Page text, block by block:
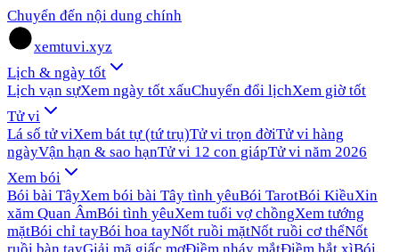
Chuyển đến nội dung chính
xemtuvi.xyz
Lịch & ngày tốt
Lịch vạn sựXem ngày tốt xấuChuyển đổi lịchXem giờ tốt
Tử vi
Lá số tử viXem bát tự (tứ trụ)Tử vi trọn đờiTử vi hàng
ngàyVận hạn & sao hạnTử vi 12 con giápTử vi năm 2026
Xem bói
Bói bài TâyXem bói bài Tây tình yêuBói TarotBói KiềuXin
xăm Quan ÂmBói tình yêuXem tuổi vợ chồngXem tướng
mặtBói chỉ tayBói hoa tayNốt ruồi mặtNốt ruồi cơ thểNốt